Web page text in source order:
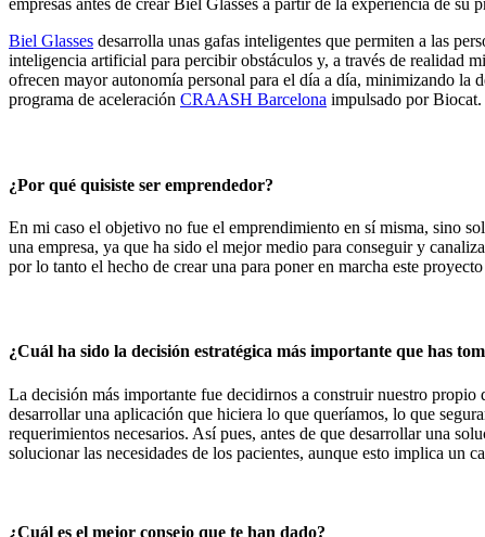
empresas antes de crear Biel Glasses a partir de la experiencia de
Biel Glasses desarrolla unas gafas inteligentes que permiten a las
inteligencia artificial para percibir obstáculos y, a través de realidad
ofrecen mayor autonomía personal para el día a día, minimizando la
programa de aceleración CRAASH Barcelona impulsado por
¿Por qué quisiste ser emprendedor?
En mi caso el objetivo no fue el emprendimiento en sí misma, sino
una empresa, ya que ha sido el mejor medio para conseguir y
por lo tanto el hecho de crear una para poner en marcha este
¿Cuál ha sido la decisión estratégica más importante que has
La decisión más importante fue decidirnos a construir nuestro
desarrollar una aplicación que hiciera lo que queríamos, lo que
requerimientos necesarios. Así pues, antes de que desarrollar una
solucionar las necesidades de los pacientes, aunque esto implica un
¿Cuál es el mejor consejo que te han dado?